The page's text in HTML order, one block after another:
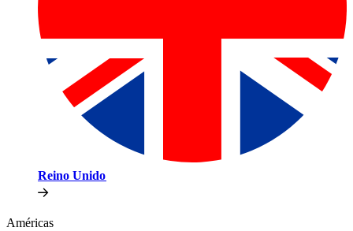
Reino Unido​​
Américas​​